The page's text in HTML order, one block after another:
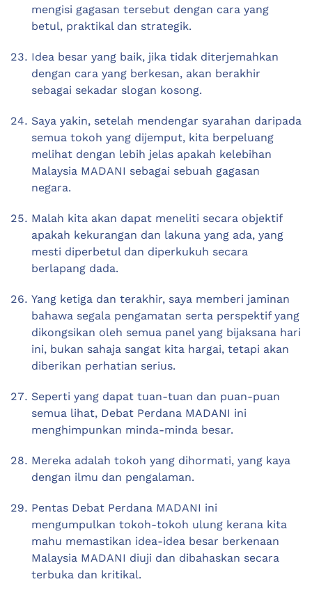
mengisi gagasan tersebut dengan cara yang
betul, praktikal dan strategik.
Idea besar yang baik, jika tidak diterjemahkan
dengan cara yang berkesan, akan berakhir
sebagai sekadar slogan kosong.
Saya yakin, setelah mendengar syarahan daripada
semua tokoh yang dijemput, kita berpeluang
melihat dengan lebih jelas apakah kelebihan
Malaysia MADANI sebagai sebuah gagasan
negara.
Malah kita akan dapat meneliti secara objektif
apakah kekurangan dan lakuna yang ada, yang
mesti diperbetul dan diperkukuh secara
berlapang dada.
Yang ketiga dan terakhir, saya memberi jaminan
bahawa segala pengamatan serta perspektif yang
dikongsikan oleh semua panel yang bijaksana hari
ini, bukan sahaja sangat kita hargai, tetapi akan
diberikan perhatian serius.
Seperti yang dapat tuan-tuan dan puan-puan
semua lihat, Debat Perdana MADANI ini
menghimpunkan minda-minda besar.
Mereka adalah tokoh yang dihormati, yang kaya
dengan ilmu dan pengalaman.
Pentas Debat Perdana MADANI ini
mengumpulkan tokoh-tokoh ulung kerana kita
mahu memastikan idea-idea besar berkenaan
Malaysia MADANI diuji dan dibahaskan secara
terbuka dan kritikal.